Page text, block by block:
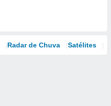
Radar de Chuva Satélites